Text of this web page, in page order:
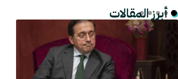
أبرز المقالات